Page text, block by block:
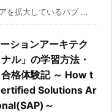
を拡大しているパブ ...
ションアーキテク
ル」の学習方法・
格体験記 ～ How t
Solutions Ar
～